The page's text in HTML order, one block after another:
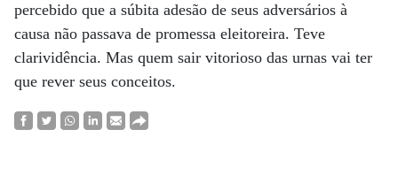
percebido que a súbita adesão de seus adversários à
causa não passava de promessa eleitoreira. Teve
clarividência. Mas quem sair vitorioso das urnas vai ter
que rever seus conceitos.